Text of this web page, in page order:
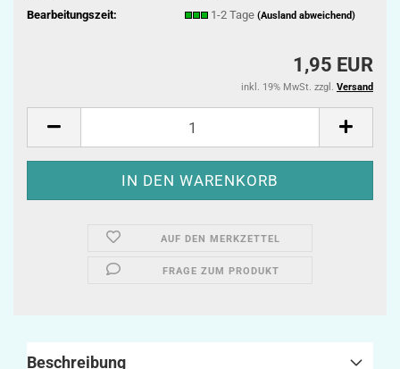
Bearbeitungszeit:
1-2 Tage (Ausland abweichend)
1,95 EUR
inkl. 19% MwSt. zzgl. Versand
AUF DEN MERKZETTEL
FRAGE ZUM PRODUKT
Beschreibung